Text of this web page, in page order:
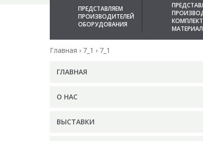
ПРЕДСТАВЛЯЕМ
ПРОИЗВОДИТЕЛЕЙ
ОБОРУДОВАНИЯ
Главная › 7_1 › 7_1
ГЛАВНАЯ
О НАС
ВЫСТАВКИ